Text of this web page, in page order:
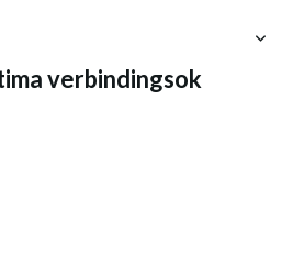
verbindingsok